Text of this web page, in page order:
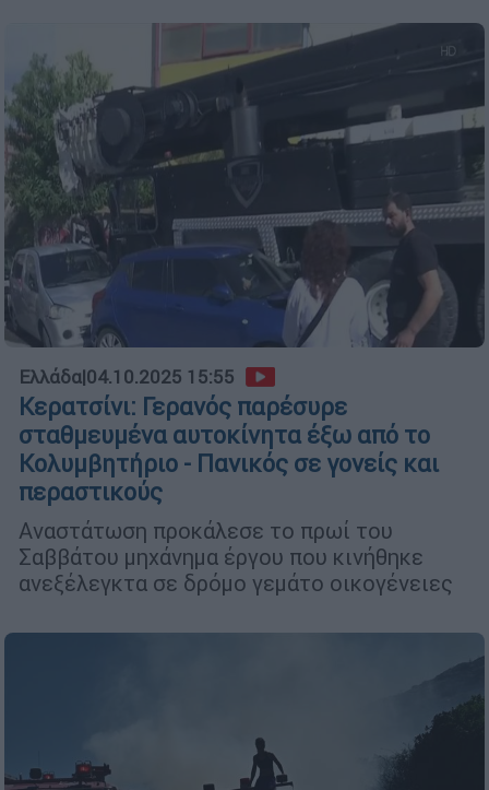
Ελλάδα|04.10.2025 15:55
Κερατσίνι: Γερανός παρέσυρε
σταθμευμένα αυτοκίνητα έξω από το
Κολυμβητήριο - Πανικός σε γονείς και
περαστικούς
Αναστάτωση προκάλεσε το πρωί του
Σαββάτου μηχάνημα έργου που κινήθηκε
ανεξέλεγκτα σε δρόμο γεμάτο οικογένειες